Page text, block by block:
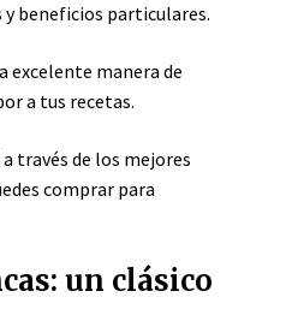
beneficios particulares.
excelente manera de
a tus recetas.
través de los mejores
comprar para
un clásico